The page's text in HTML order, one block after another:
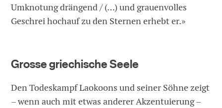
Umknotung drängend / (…) und grauenvolles
Geschrei hochauf zu den Sternen erhebt er.»
Grosse griechische Seele
Den Todeskampf Laokoons und seiner Söhne zeigt
– wenn auch mit etwas anderer Akzentuierung –